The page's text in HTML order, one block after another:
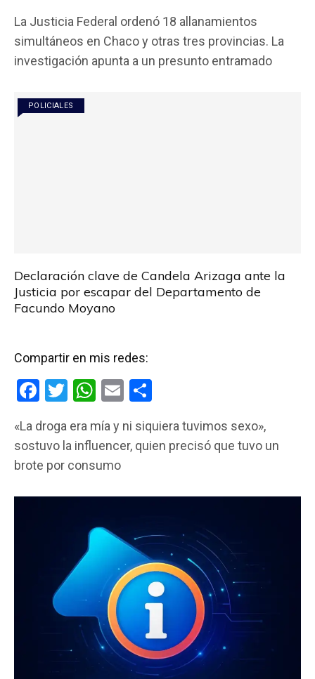
ce
b
o
k
tt
er
at
s
A
ail m
p
ar
La Justicia Federal ordenó 18 allanamientos
simultáneos en Chaco y otras tres provincias. La
investigación apunta a un presunto entramado
POLICIALES
Declaración clave de Candela Arizaga ante la
Justicia por escapar del Departamento de
Facundo Moyano
Compartir en mis redes:
F
ce
b
o
o
T
tt
er
W
at
s
p
p
E
ail m
p
tir
«La droga era mía y ni siquiera tuvimos sexo»,
sostuvo la influencer, quien precisó que tuvo un
brote por consumo